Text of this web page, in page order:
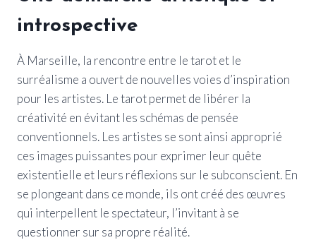
introspective
À Marseille, la rencontre entre le tarot et le
surréalisme a ouvert de nouvelles voies d’inspiration
pour les artistes. Le tarot permet de libérer la
créativité en évitant les schémas de pensée
conventionnels. Les artistes se sont ainsi approprié
ces images puissantes pour exprimer leur quête
existentielle et leurs réflexions sur le subconscient. En
se plongeant dans ce monde, ils ont créé des œuvres
qui interpellent le spectateur, l’invitant à se
questionner sur sa propre réalité.